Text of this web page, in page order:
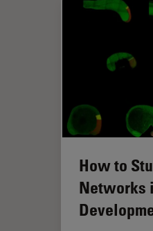
How to
Networks